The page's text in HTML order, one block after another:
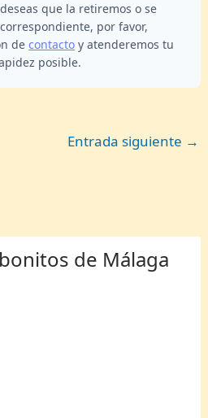
que la retiremos o se
por favor,
decontacto y atenderemos tu
posible.
Entrada siguiente →
de Málaga